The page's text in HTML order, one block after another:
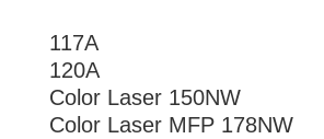
117A
120A
Color Laser 150NW
Color Laser MFP 178NW